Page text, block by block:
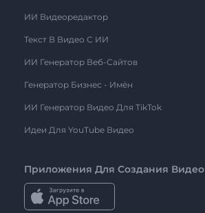
ИИ Видеоредактор
Текст В Видео С ИИ
ИИ Генератор Веб-Сайтов
Генератор Бизнес - Имён
ИИ Генератор Видео Для TikTok
Идеи Для YouTube Видео
Приложения Для Создания Видео